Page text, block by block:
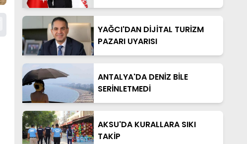
YAĞCI'DAN DİJİTAL TURİZM
PAZARI UYARISI
ANTALYA'DA DENİZ BİLE
SERİNLETMEDİ
AKSU'DA KURALLARA SIKI
TAKİP